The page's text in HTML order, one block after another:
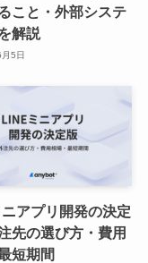
こと・外部システ
解説
5日
アプリ開発の決定
先の選び方・費用
短期間